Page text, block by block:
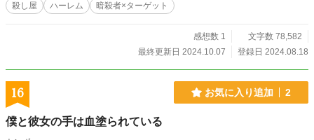
殺し屋 ハーレム 暗殺者×ターゲット
感想数 1
文字数 78,582
最終更新日 2024.10.07
登録日 2024.08.18
16 お気に入り追加 2
僕と彼女の手は血塗られている